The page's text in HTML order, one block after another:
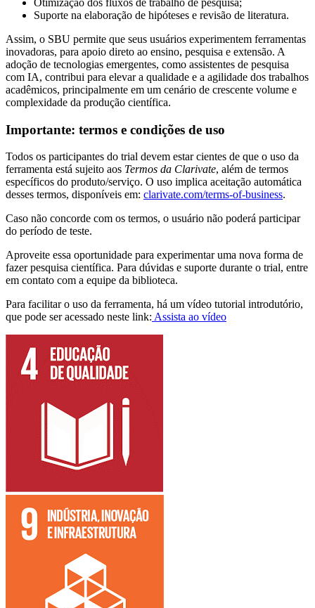
Suporte na elaboração de hipóteses e revisão de literatura.
Assim, o SBU permite que seus usuários experimentem ferramentas
inovadoras, para apoio direto ao ensino, pesquisa e extensão. A
adoção de tecnologias emergentes, como assistentes de pesquisa
com IA, contribui para elevar a qualidade e a agilidade dos trabalhos
acadêmicos, principalmente em um cenário de crescente volume e
complexidade da produção científica.
Importante: termos e condições de uso
Todos os participantes do trial devem estar cientes de que o uso da
ferramenta está sujeito aos Termos da Clarivate, além de termos
específicos do produto/serviço. O uso implica aceitação automática
desses termos, disponíveis em: clarivate.com/terms-of-business.
Caso não concorde com os termos, o usuário não poderá participar
do período de teste.
Aproveite essa oportunidade para experimentar uma nova forma de
fazer pesquisa científica. Para dúvidas e suporte durante o trial, entre
em contato com a equipe da biblioteca.
Para facilitar o uso da ferramenta, há um vídeo tutorial introdutório,
que pode ser acessado neste link: Assista ao vídeo